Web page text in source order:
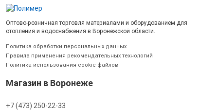
Оптово-розничная торговля материалами и оборудованием для
отопления и водоснабжения в Воронежской области.
Политика обработки персональных данных
Правила применения рекомендательных технологий
Политика использования cookie-файлов
Магазин в Воронеже
+7 (473) 250-22-33